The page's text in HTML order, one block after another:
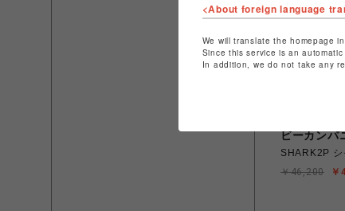
ビーカンパ
SHARK2P シ
￥
￥46,200
<About foreign language
We will translate the homepage
Since this service is an
In addition, we do not take any